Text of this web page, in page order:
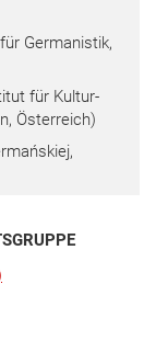
Germanistik,
für Kultur-
Österreich)